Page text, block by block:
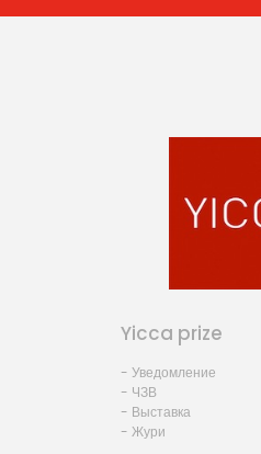
Yicca prize
- Уведомление
- ЧЗВ
- Выставка
- Жури